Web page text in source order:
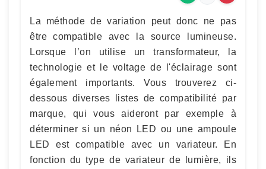
La méthode de variation peut donc ne pas
être compatible avec la source lumineuse.
Lorsque l’on utilise un transformateur, la
technologie et le voltage de l'éclairage sont
également importants. Vous trouverez ci-
dessous diverses listes de compatibilité par
marque, qui vous aideront par exemple à
déterminer si un néon LED ou une ampoule
LED est compatible avec un variateur. En
fonction du type de variateur de lumière, ils